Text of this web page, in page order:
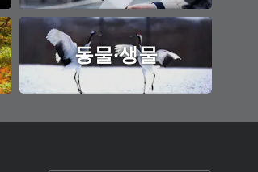
동물·생물